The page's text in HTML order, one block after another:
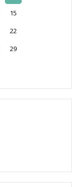
15
22
29